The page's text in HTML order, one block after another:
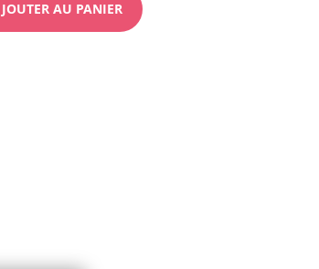
AU PANIER